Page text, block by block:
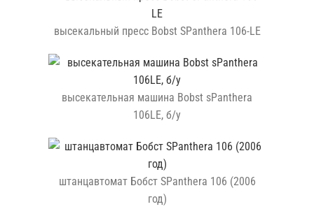
высекальный пресс Bobst SPanthera 106-LE
высекательная машина Bobst sPanthera
106LE, б/у
штанцавтомат Бобст SPanthera 106 (2006
год)